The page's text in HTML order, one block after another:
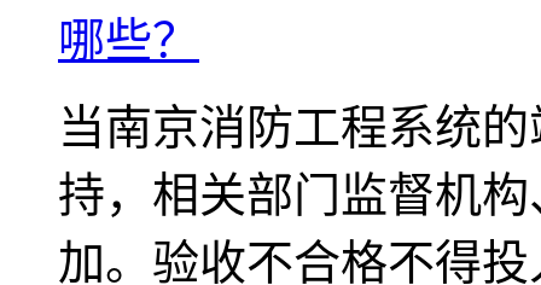
哪些？
当南京消防工程系统
持，相关部门监督机
加。验收不合格不得